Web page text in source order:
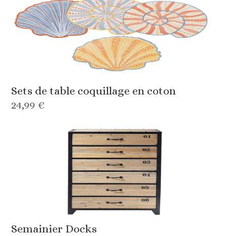
Sets de table coquillage en coton
24,99 €
Semainier Docks